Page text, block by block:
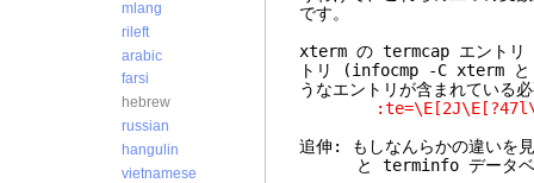
mlang
rileft
arabic
farsi
hebrew
russian
hangulin
vietnamese
です。
xterm の termcap エント
トリ (infocmp -C xterm と
うなエントリが含まれている
追伸: もしなんらかの違いを
と terminfo データベース